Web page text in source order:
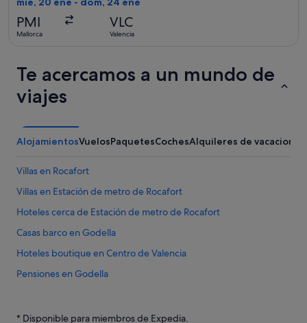
PMI
Mallorca
VLC
Valencia
Te acercamos a un mundo de
viajes
AlojamientosVuelosPaquetesCochesAlquileres de vacaciones
Villas en Rocafort
Villas en Estación de metro de Rocafort
Hoteles cerca de Estación de metro de Rocafort
Casas barco en Godella
Hoteles boutique en Centro de Valencia
Pensiones en Godella
Casas privadas de vacaciones en Rocafort
* Disponible para miembros de Expedia.